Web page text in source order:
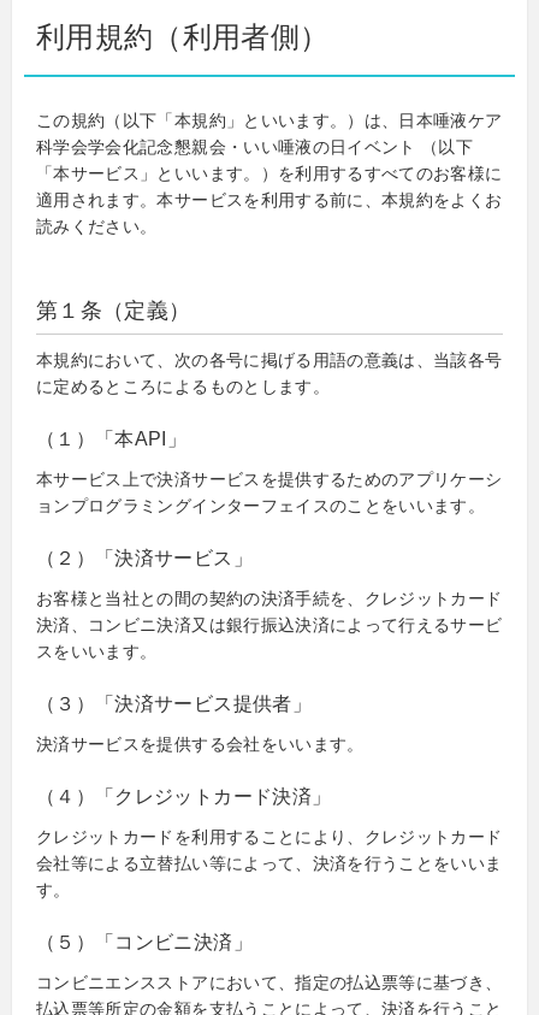
利用規約（利用者側）
この規約（以下「本規約」といいます。）は、日本唾液ケア
科学会学会化記念懇親会・いい唾液の日イベント （以下
「本サービス」といいます。）を利用するすべてのお客様に
適用されます。本サービスを利用する前に、本規約をよくお
読みください。
第１条（定義）
本規約において、次の各号に掲げる用語の意義は、当該各号
に定めるところによるものとします。
（１）「本API」
本サービス上で決済サービスを提供するためのアプリケーシ
ョンプログラミングインターフェイスのことをいいます。
（２）「決済サービス」
お客様と当社との間の契約の決済手続を、クレジットカード
決済、コンビニ決済又は銀行振込決済によって行えるサービ
スをいいます。
（３）「決済サービス提供者」
決済サービスを提供する会社をいいます。
（４）「クレジットカード決済」
クレジットカードを利用することにより、クレジットカード
会社等による立替払い等によって、決済を行うことをいいま
す。
（５）「コンビニ決済」
コンビニエンスストアにおいて、指定の払込票等に基づき、
払込票等所定の金額を支払うことによって、決済を行うこと